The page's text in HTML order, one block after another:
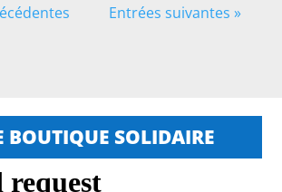
Entrées suivantes »
BOUTIQUE SOLIDAIRE